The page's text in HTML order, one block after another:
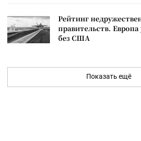
Рейтинг
правительств.
без США
Показать ещё